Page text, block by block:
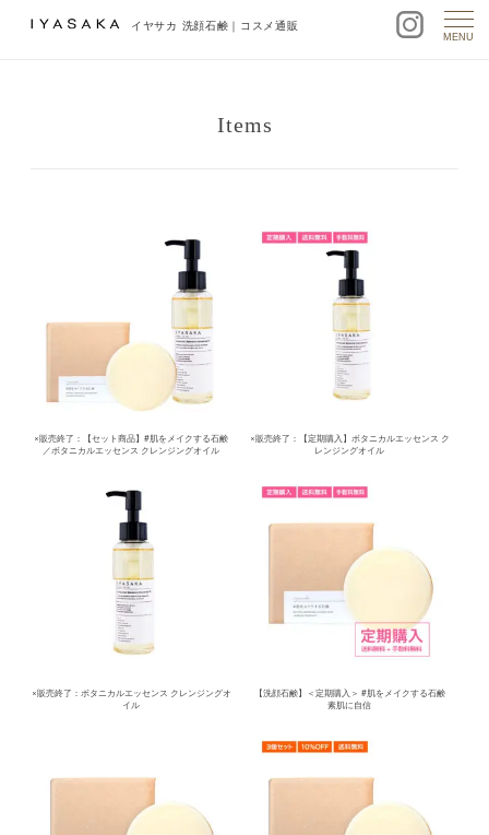
イヤサカ 洗顔石鹸｜コスメ通販
MENU
Items
×販売終了：【セット商品】#肌をメイクする石鹸
／ボタニカルエッセンス クレンジングオイル
×販売終了：【定期購入】ボタニカルエッセンス ク
レンジングオイル
×販売終了：ボタニカルエッセンス クレンジングオ
イル
【洗顔石鹸】＜定期購入＞ #肌をメイクする石鹸
素肌に自信